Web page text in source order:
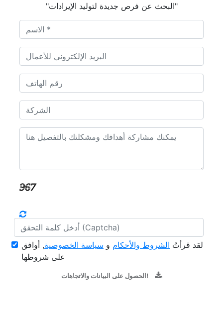
"البحث عن فرص جديدة لتوليد الإيرادات"
لقد قرأتُ الشروط والأحكام و سياسة الخصوصية, أوافق
على شروطها
الحصول على البيانات والاتجاهات!